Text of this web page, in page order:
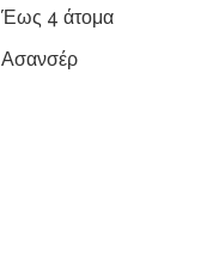
Έως 4 άτομα
Ασανσέρ